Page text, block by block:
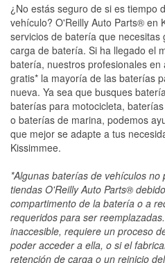
¿No estás seguro de si es tiempo
vehículo? O'Reilly Auto Parts® en
servicios de batería que
carga de batería. Si ha llegado el
batería, nuestros profesionales
gratis* la mayoría de las baterías
nueva. Ya sea que busques
baterías para motocicleta,
o baterías de marina, podemos
que mejor se adapte a tus
Kissimmee.
*Algunas baterías de vehículos
tiendas O'Reilly Auto Parts®
compartimento de la batería o a
requeridos para ser
inaccesible, requiere un proceso
poder acceder a ella, o si el
retención de carga o un reinicio